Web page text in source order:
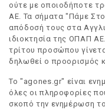
ούτε με οποιοδήποτε
ΑΕ. Τα σήματα "Πάμε
απόδοσή τους στα
ιδιοκτησία της ΟΠΑΠ
τρίτου προσώπου
δηλωθεί ο προορισμός
Το "agones.gr" είναι
όλες οι πληροφορίες
σκοπό την ενημέρωση